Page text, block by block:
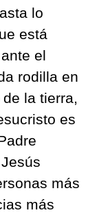
lo
está
el
rodilla en
la tierra,
es
más
más